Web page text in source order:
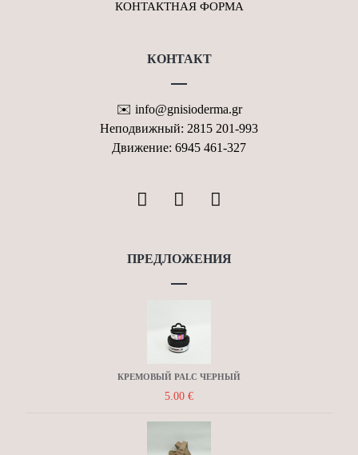
КОНТАКТНАЯ ФОРМА
КОНТАКТ
✉️ info@gnisioderma.gr
Неподвижный: 2815 201-993
Движение: 6945 461-327
ПРЕДЛОЖЕНИЯ
КРЕМОВЫЙ PALC ЧЕРНЫЙ
5.00 €